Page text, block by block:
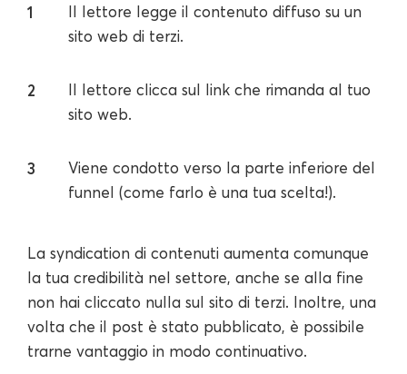
Il lettore legge il contenuto diffuso su un
sito web di terzi.
Il lettore clicca sul link che rimanda al tuo
sito web.
Viene condotto verso la parte inferiore del
funnel (come farlo è una tua scelta!).
La syndication di contenuti aumenta comunque
la tua credibilità nel settore, anche se alla fine
non hai cliccato nulla sul sito di terzi. Inoltre, una
volta che il post è stato pubblicato, è possibile
trarne vantaggio in modo continuativo.